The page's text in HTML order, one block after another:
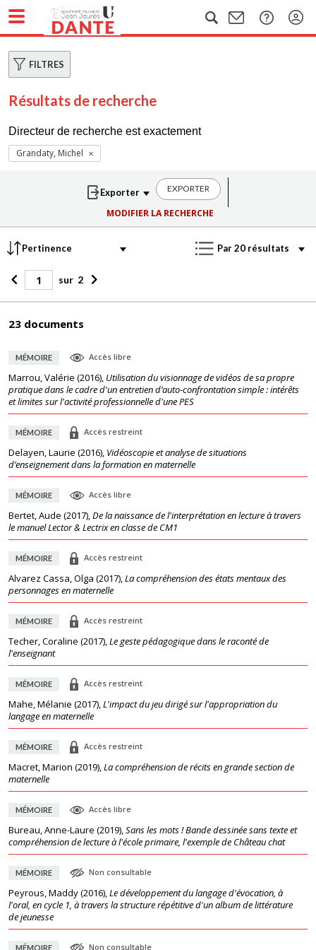
FILTRES
Résultats de recherche
Directeur de recherche est exactement
Grandaty, Michel
EXPORTER
MODIFIER LA RECHERCHE
sur 2
23 documents
MÉMOIRE Accès libre
Marrou, Valérie (2016), Utilisation du visionnage de vidéos de sa propre
pratique dans le cadre d'un entretien d’auto-confrontation simple : intérêts
et limites sur l'activité professionnelle d'une PES
MÉMOIRE Accès restreint
Delayen, Laurie (2016), Vidéoscopie et analyse de situations
d’enseignement dans la formation en maternelle
MÉMOIRE Accès libre
Bertet, Aude (2017),De la naissance de l'interprétation en lecture à travers
le manuel Lector & Lectrix en classe de CM1
MÉMOIRE Accès restreint
Alvarez Cassa, Olga (2017),La compréhension des états mentaux des
personnages en maternelle
MÉMOIRE Accès restreint
Techer, Coraline (2017),Le geste pédagogique dans le raconté de
l'enseignant
MÉMOIRE Accès restreint
Mahe, Mélanie (2017),L'impact du jeu dirigé sur l'appropriation du
langage en maternelle
MÉMOIRE Accès restreint
Macret, Marion (2019),La compréhension de récits en grande section de
maternelle
MÉMOIRE Accès libre
Bureau, Anne-Laure (2019),Sans les mots ! Bande dessinée sans texte et
compréhension de lecture à l'école primaire, l'exemple de Château chat
MÉMOIRE Non consultable
Peyrous, Maddy(2016),Le développement du langage d'évocation, à
l'oral, en cycle 1, à travers la structure répétitive d'un album de littérature
de jeunesse
MÉMOIRE Non consultable